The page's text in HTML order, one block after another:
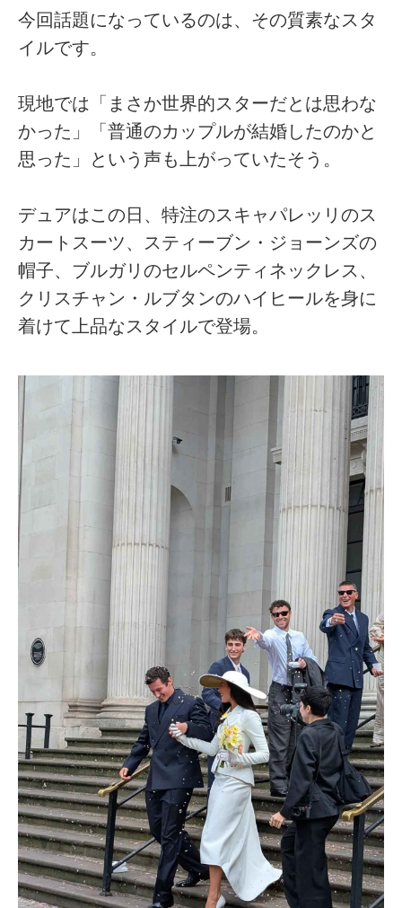
今回話題になっているのは、その質素なスタ
イルです。
現地では「まさか世界的スターだとは思わな
かった」「普通のカップルが結婚したのかと
思った」という声も上がっていたそう。
デュアはこの日、特注のスキャパレッリのス
カートスーツ、スティーブン・ジョーンズの
帽子、ブルガリのセルペンティネックレス、
クリスチャン・ルブタンのハイヒールを身に
着けて上品なスタイルで登場。